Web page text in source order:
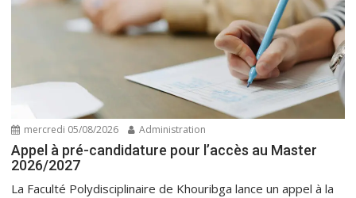
mercredi 05/08/2026 Administration
Appel à pré-candidature pour l’accès au Master
2026/2027
La Faculté Polydisciplinaire de Khouribga lance un appel à la